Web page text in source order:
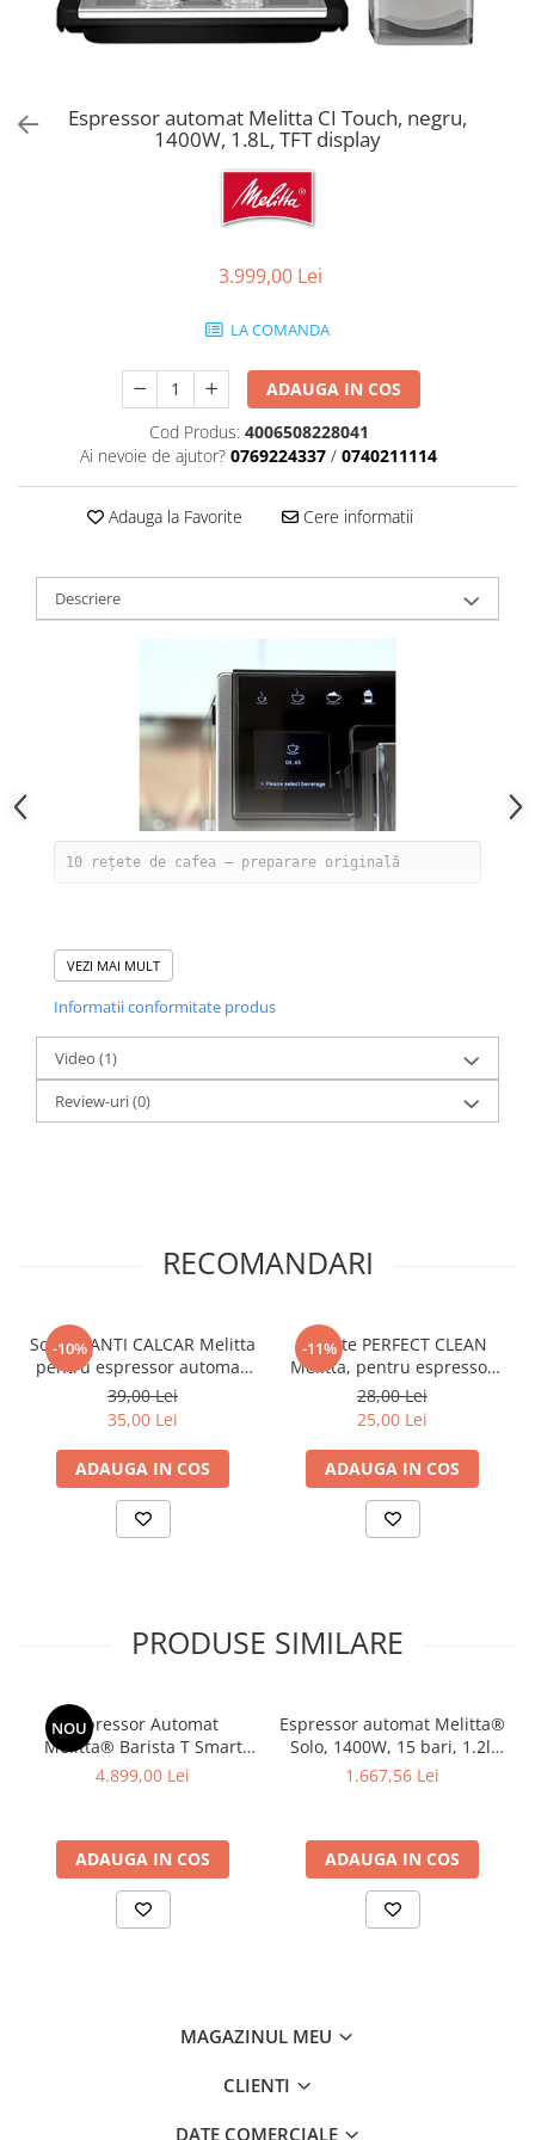
Aspiratoare verticale
Apiratoare cu sac
Ingrijirea rufelor si a vaselor
Masini de spalat vase
Masini de spalat rufe cu uscator
Espressor automat Melitta CI Touch, negru,
1400W, 1.8L, TFT display
3.999,00 Lei
LA COMANDA
ADAUGA IN COS
Cod Produs: 4006508228041
Ai nevoie de ajutor? 0769224337 / 0740211114
Adauga la Favorite Cere informatii
Descriere
Cel mai bun gust al cafelei
VEZI MAI MULT
Informatii conformitate produs
Video (1)
Review-uri(0)
RECOMANDARI
-10%
Soluție ANTI CALCAR Melitta
pentru espressor automat,
250ml, 2 utilizari
39,00 Lei
35,00 Lei
ADAUGA IN COS
-11%
Tablete PERFECT CLEAN
Melitta, pentru espressor
automat, 4x1.8g, 4 utilizari
28,00 Lei
25,00 Lei
ADAUGA IN COS
PRODUSE SIMILARE
NOUEspressor Automat
Melitta® Barista T Smart
F830-101, 15 Bari, LCD
recipient boabe 2
compartimente
4.899,00 Lei
ADAUGA IN COS
Espressor automat Melitta®
Solo, 1400W, 15 bari, 1.2l,
Rezervor boabe, 20cm,
1.667,56 Lei
ADAUGA IN COS
MAGAZINUL MEU
CLIENTI
DATE COMERCIALE